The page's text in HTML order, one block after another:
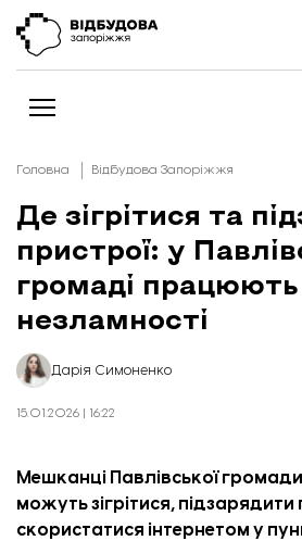
Новини
Відбудова Запоріжжя
Ексклюзив
Бізнес
Шлях додому
Колонки
Про нас
Редакційна політика
Головна Відбудова Запоріжжя
Де зігрітися та
пристрої: у
громаді
незламності
Дарія Симоненко
15.01.2026 | 16:22
Мешканці Павлівської
можуть зігрітися,
скористатися інтернетом у